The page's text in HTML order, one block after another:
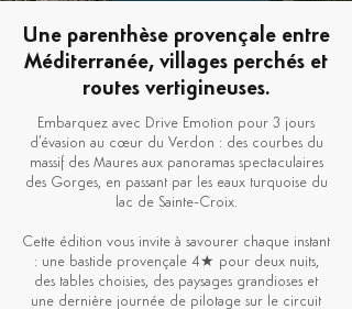
Une parenthèse provençale entre
Méditerranée, villages perchés et
routes vertigineuses.
Embarquez avec Drive Emotion pour 3 jours
d’évasion au cœur du Verdon : des courbes du
massif des Maures aux panoramas spectaculaires
des Gorges, en passant par les eaux turquoise du
lac de Sainte-Croix.
Cette édition vous invite à savourer chaque instant
: une bastide provençale 4★ pour deux nuits,
des tables choisies, des paysages grandioses et
une dernière journée de pilotage sur le circuit